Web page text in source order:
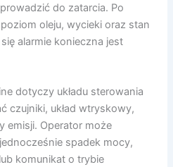
do zatarcia. Po
oleju, wycieki oraz stan
alarmie konieczna jest
dotyczy układu sterowania
czujniki, układ wtryskowy,
emisji. Operator może
spadek mocy,
komunikat o trybie